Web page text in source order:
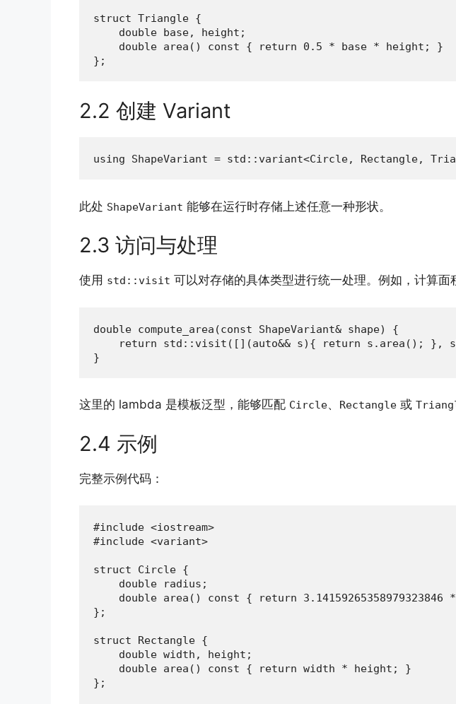
struct Triangle {
    double base, height;
    double area() const { return 0.5 * base * height; }
};
2.2 创建 Variant
using ShapeVariant = std::variant<Circle, Rectangle,
此处 ShapeVariant 能够在运行时存储上述任意一种形状。
2.3 访问与处理
使用 std::visit 可以对存储的具体类型进行统一处理。例如，计算面
double compute_area(const ShapeVariant& shape) {
return std::visit([](auto&& s){ return s.area(); },
}
这里的 lambda 是模板泛型，能够匹配 Circle、 Rectangle 或
2.4 示例
完整示例代码：
#include <iostream>
#include <variant>
struct Circle {
    double radius;
double area() const { return 3.14159265358979323846
};
struct Rectangle {
    double width, height;
    double area() const { return width * height; }
};